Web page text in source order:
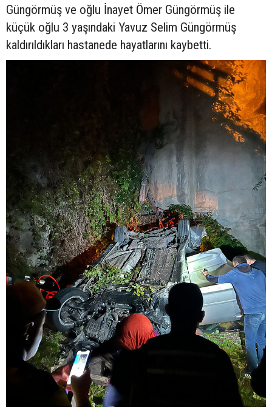
Güngörmüş ve oğlu İnayet Ömer Güngörmüş ile
küçük oğlu 3 yaşındaki Yavuz Selim Güngörmüş
kaldırıldıkları hastanede hayatlarını kaybetti.